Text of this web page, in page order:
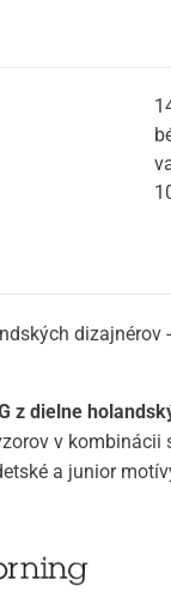
z dielne
v
a junior